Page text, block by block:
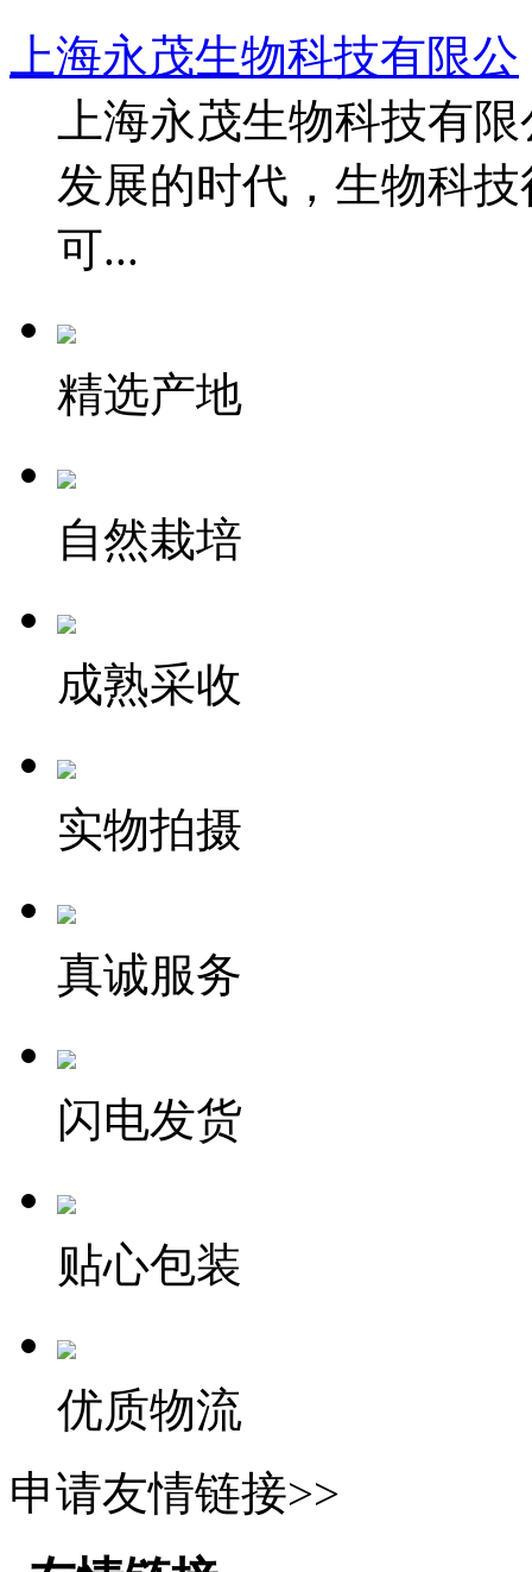
上海永茂生物科技有限公
上海永茂生物科技有
发展的时代，生物科
可...
精选产地
自然栽培
成熟采收
实物拍摄
真诚服务
闪电发货
贴心包装
优质物流
申请友情链接>>